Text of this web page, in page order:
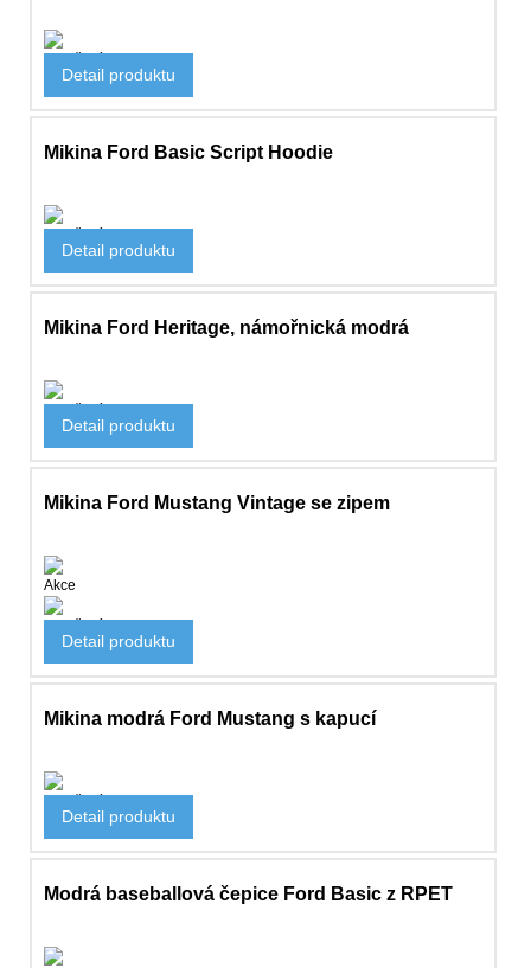
641 Kč
Detail produktu
Mikina Ford Basic Script Hoodie
1 375 Kč
Detail produktu
Mikina Ford Heritage, námořnická modrá
1 912 Kč
Detail produktu
Mikina Ford Mustang Vintage se zipem
Akce
2 150 Kč
Detail produktu
Mikina modrá Ford Mustang s kapucí
2 115 Kč
Detail produktu
Modrá baseballová čepice Ford Basic z RPET